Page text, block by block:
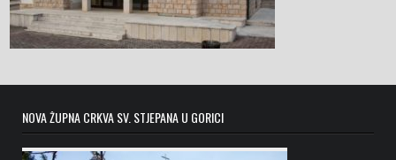
NOVA ŽUPNA CRKVA SV. STJEPANA U GORICI